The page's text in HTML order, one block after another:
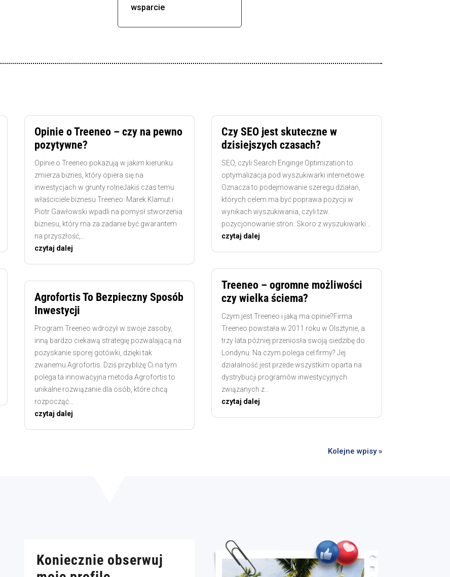
wsparcie
Opinie o Treeneo – czy na pewno
pozytywne?
Opinie o Treeneo pokazują w jakim kierunku
zmierza biznes, który opiera się na
inwestycjach w grunty rolneJakiś czas temu
właściciele biznesu Treeneo: Marek Klamut i
Piotr Gawłowski wpadli na pomysł stworzenia
biznesu, który ma za zadanie być gwarantem
na przyszłość,...
czytaj dalej
Agrofortis To Bezpieczny Sposób
Inwestycji
Program Treeneo wdrożył w swoje zasoby,
inną bardzo ciekawą strategię pozwalającą na
pozyskanie sporej gotówki, dzięki tak
zwanemu Agrofortis. Dziś przybliżę Ci na tym
polega ta innowacyjna metoda.Agrofortis to
unikalne rozwiązanie dla osób, które chcą
rozpocząć...
czytaj dalej
Czy SEO jest skuteczne w
dzisiejszych czasach?
SEO, czyli Search Enginge Optimization to
optymalizacja pod wyszukiwarki internetowe.
Oznacza to podejmowanie szeregu działań,
których celem ma być poprawa pozycji w
wynikach wyszukiwania, czyli tzw.
pozycjonowanie stron. Skoro z wyszukiwarki...
czytaj dalej
Treeneo – ogromne możliwości
czy wielka ściema?
Czym jest Treeneo i jaką ma opinie?Firma
Treeneo powstała w 2011 roku w Olsztynie, a
trzy lata później przeniosła swoją siedzibę do
Londynu. Na czym polega cel firmy? Jej
działalność jest przede wszystkim oparta na
dystrybucji programów inwestycyjnych
związanych z...
czytaj dalej
Kolejne wpisy »
Koniecznie obserwuj